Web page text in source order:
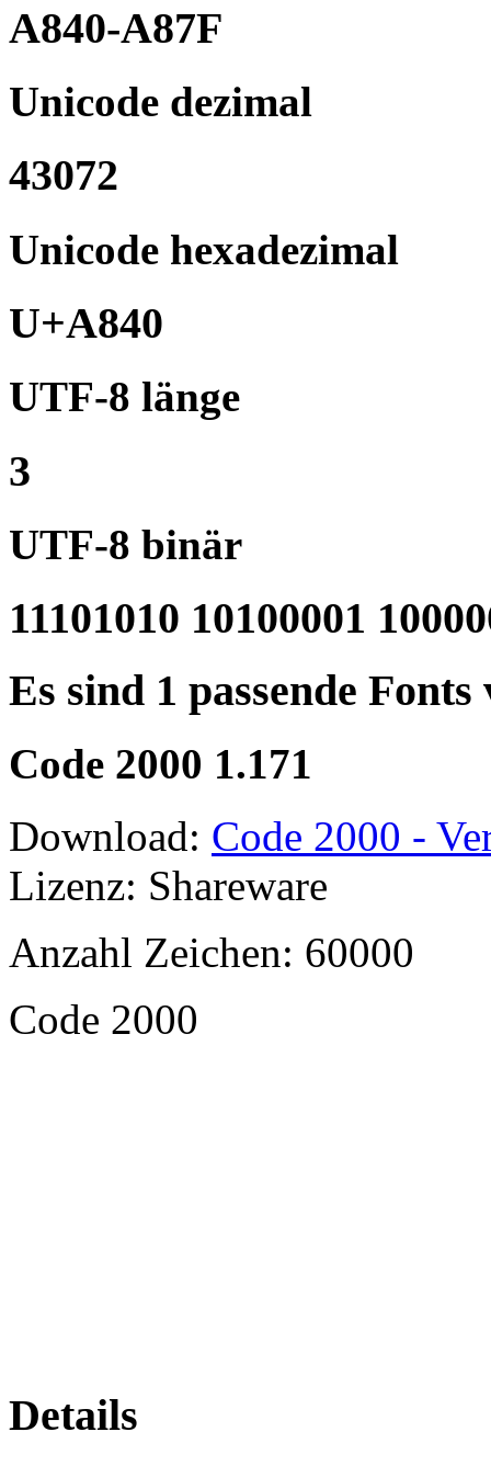
A840-A87F
Unicode dezimal
43072
Unicode hexadezimal
U+A840
UTF-8 länge
3
UTF-8 binär
11101010 10100001
Es sind 1 passende
Code 2000 1.171
Download: Code 2000 -
Lizenz: Shareware
Anzahl Zeichen: 60000
Code 2000
Details